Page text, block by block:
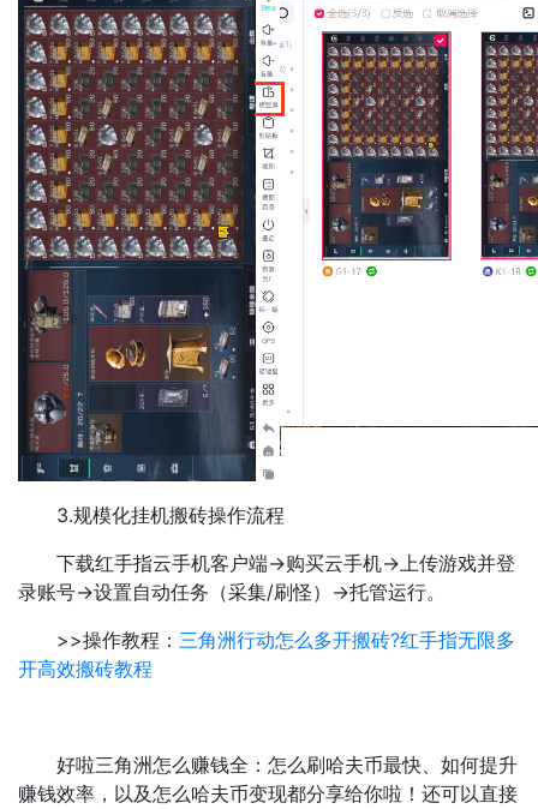
3.规模化挂机搬砖操作流程​​
下载红手指云手机客户端→购买云手机→上传游戏并登
录账号→设置自动任务（采集/刷怪）→托管运行。
>>操作教程： 三角洲行动怎么多开搬砖?红手指无限多
开高效搬砖教程
好啦三角洲怎么赚钱全：怎么刷哈夫币最快、如何提升
赚钱效率，以及怎么哈夫币变现都分享给你啦！还可以直接